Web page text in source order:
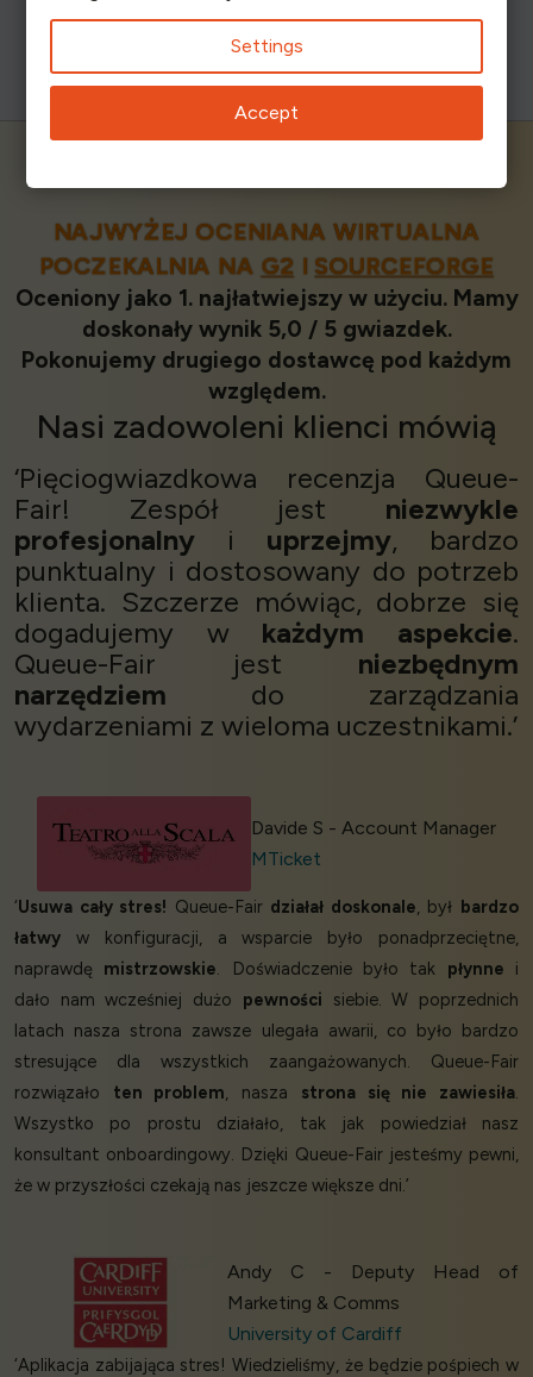
NAJWYŻEJ OCENIANA WIRTUALNA
POCZEKALNIA NA G2 I SOURCEFORGE
Oceniony jako 1. najłatwiejszy w użyciu. Mamy
doskonały wynik 5,0 / 5 gwiazdek.
Pokonujemy drugiego dostawcę pod każdym
względem.
Nasi zadowoleni klienci mówią
‘Pięciogwiazdkowa recenzja Queue-
Fair! Zespół jest niezwykle
profesjonalny i uprzejmy, bardzo
punktualny i dostosowany do potrzeb
klienta. Szczerze mówiąc, dobrze się
dogadujemy w każdym aspekcie.
Queue-Fair jest niezbędnym
narzędziem do zarządzania
wydarzeniami z wieloma uczestnikami.’
Davide S - Account Manager
MTicket
‘Usuwa cały stres! Queue-Fair działał doskonale, był bardzo
łatwy w konfiguracji, a wsparcie było ponadprzeciętne,
naprawdę mistrzowskie. Doświadczenie było tak płynne i
dało nam wcześniej dużo pewności siebie. W poprzednich
latach nasza strona zawsze ulegała awarii, co było bardzo
stresujące dla wszystkich zaangażowanych. Queue-Fair
rozwiązało ten problem, nasza strona się nie zawiesiła.
Wszystko po prostu działało, tak jak powiedział nasz
konsultant onboardingowy. Dzięki Queue-Fair jesteśmy pewni,
że w przyszłości czekają nas jeszcze większe dni.’
Andy C - Deputy Head of
Marketing & Comms
University of Cardiff
‘Aplikacja zabijająca stres! Wiedzieliśmy, że będzie pośpiech w
Settings
Accept